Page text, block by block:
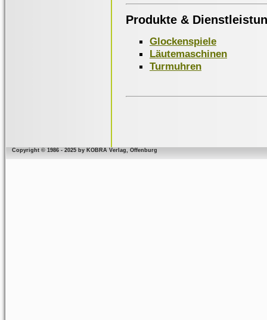
Produkte &
Glockenspiele
Läutemaschinen
Turmuhren
Copyright © 1986 - 2025 by KOBRA Verlag, Offenburg